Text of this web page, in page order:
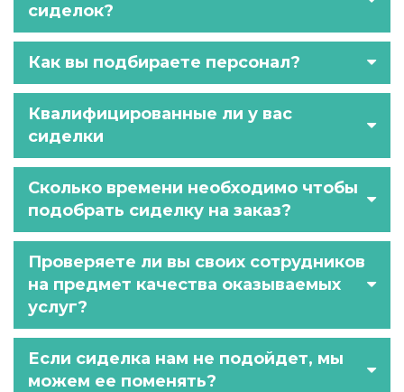
сиделок?
Как вы подбираете персонал?
Квалифицированные ли у вас
сиделки
Сколько времени необходимо чтобы
подобрать сиделку на заказ?
Проверяете ли вы своих сотрудников
на предмет качества оказываемых
услуг?
Если сиделка нам не подойдет, мы
можем ее поменять?